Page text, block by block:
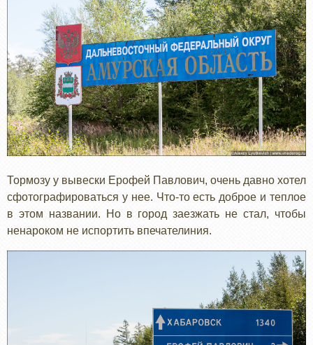
Тормозу у вывески Ерофей Павлович, очень давно хотел
сфотографироваться у нее. Что-то есть доброе и теплое
в этом названии. Но в город заезжать не стал, чтобы
ненароком не испортить впечателиния.